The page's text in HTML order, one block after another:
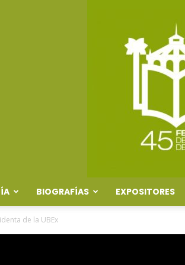
BIOGRAFÍAS EXPOSITORES
de la UBEx